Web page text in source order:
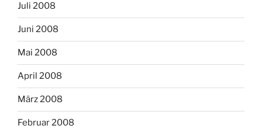
Juli 2008
Juni 2008
Mai 2008
April 2008
März 2008
Februar 2008